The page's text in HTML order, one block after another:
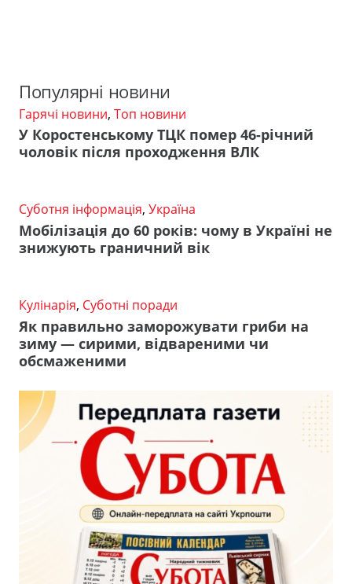
Популярні новини
Гарячі новини, Топ новини
У Коростенському ТЦК помер 46-річний
чоловік після проходження ВЛК
Суботня інформація, Україна
Мобілізація до 60 років: чому в Україні не
знижують граничний вік
Кулінарія, Суботні поради
Як правильно заморожувати гриби на
зиму — сирими, відвареними чи
обсмаженими